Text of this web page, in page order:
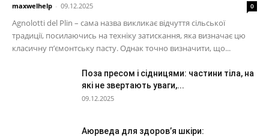
maxwelhelp - 09.12.2025 0
Agnolotti del Plin – сама назва викликає відчуття сільської
традиції, посилаючись на техніку затискання, яка визначає цю
класичну п’ємонтську пасту. Однак точно визначити, що...
Поза пресом і сідницями: частини тіла, на
які не звертають уваги,...
09.12.2025
Аюрведа для здоров’я шкіри: